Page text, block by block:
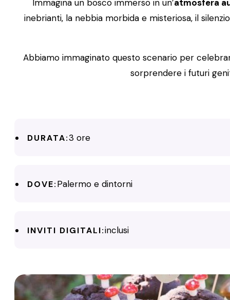
Immagina un bosco immerso in un’atmosfera
inebrianti, la nebbia morbida e misteriosa, il
Abbiamo immaginato questo scenario per
sorprendere i futuri
DURATA:3 ore
DOVE:Palermo e dintorni
INVITI DIGITALI:inclusi